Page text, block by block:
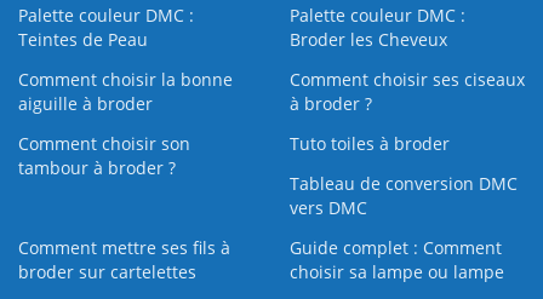
Palette couleur DMC :
Teintes de Peau
Palette couleur DMC :
Broder les Cheveux
Comment choisir la bonne
aiguille à broder
Comment choisir ses ciseaux
à broder ?
Comment choisir son
tambour à broder ?
Tuto toiles à broder
Tableau de conversion DMC
vers DMC
Comment mettre ses fils à
broder sur cartelettes
Guide complet : Comment
choisir sa lampe ou lampe